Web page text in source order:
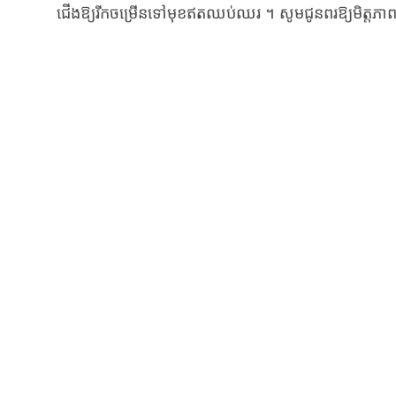
ជើងឱ្យ​​រីក​ចម្រើន​ទៅមុខ​ឥតឈប់ឈរ ។ សូម​ជូន​ពរឱ្យ​មិត្តភាព